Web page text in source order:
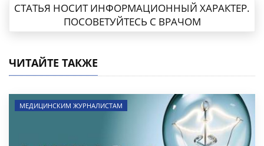
СТАТЬЯ НОСИТ ИНФОРМАЦИОННЫЙ ХАРАКТЕР.
ПОСОВЕТУЙТЕСЬ С ВРАЧОМ
ЧИТАЙТЕ ТАКЖЕ
МЕДИЦИНСКИМ ЖУРНАЛИСТАМ